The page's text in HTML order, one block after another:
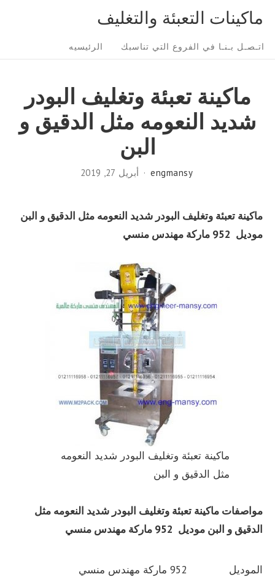
content
ماكينات التعبئة والتغليف
Site
Navigation
اتـصـل بـنـا في الفروع التي تناسبك الرئيسيه
ماكينة تعبئة وتغليف البودر
شديد النعومه مثل الدقيق و
البن
engmansy أبريل 27, 2019
ماكينة تعبئة وتغليف البودر شديد النعومه مثل الدقيق و البن
موديل 952 ماركة مهندس منسي
ماكينة تعبئة وتغليف البودر شديد النعومه
مثل الدقيق و البن
مواصفات ماكينة تعبئة وتغليف البودر شديد النعومه مثل
الدقيق و البن موديل 952 ماركة مهندس منسي
الموديل 952 ماركة مهندس منسي